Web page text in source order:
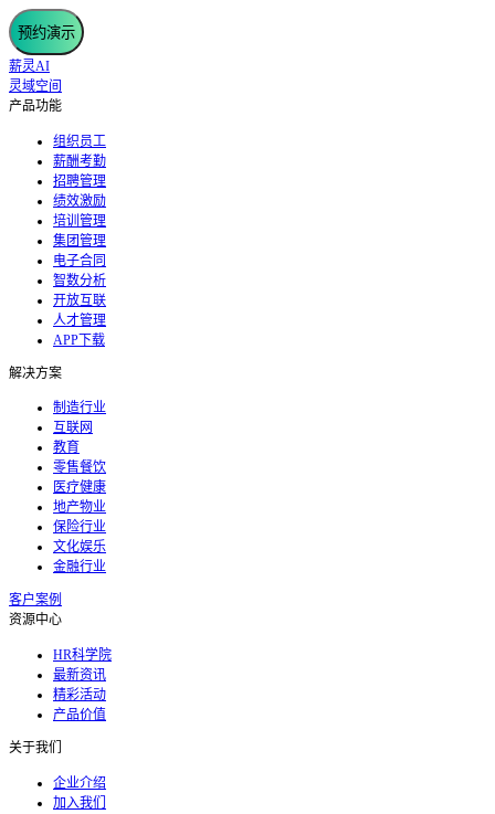
预约演示
薪灵AI
灵域空间
产品功能
组织员工
薪酬考勤
招聘管理
绩效激励
培训管理
集团管理
电子合同
智数分析
开放互联
人才管理
APP下载
解决方案
制造行业
互联网
教育
零售餐饮
医疗健康
地产物业
保险行业
文化娱乐
金融行业
客户案例
资源中心
HR科学院
最新资讯
精彩活动
产品价值
关于我们
企业介绍
加入我们